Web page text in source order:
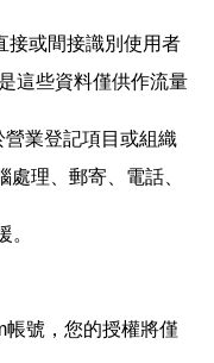
接或間接識別使用者
這些資料僅供作流量
業登記項目或組織
理、郵寄、電話、
。
號，您的授權將僅